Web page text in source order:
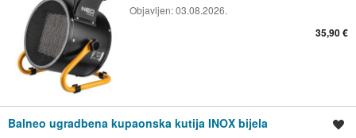
Objavljen:03.08.2026.
35,90 €
Balneo ugradbena kupaonska kutija INOX bijela